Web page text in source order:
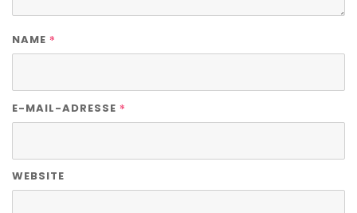
NAME *
E-MAIL-ADRESSE *
WEBSITE